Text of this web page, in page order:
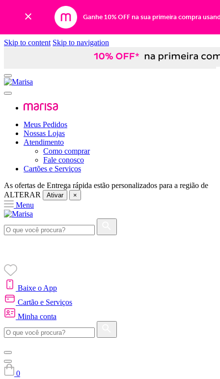
Ganhe 10% OFF na sua primeira compra
Skip to content Skip to navigation
Meus Pedidos
Nossas Lojas
Atendimento
Como comprar
Fale conosco
Cartões e Serviços
As ofertas de Entrega rápida estão personalizados para a região de
ALTERAR
Ativar ×
Menu
Baixe o App
Cartão e Serviços
Minha conta
0